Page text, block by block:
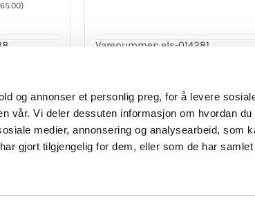
og annonser et personlig preg, for å levere
vår. Vi deler dessuten informasjon om hvordan du
medier, annonsering og analysearbeid, som
gjort tilgjengelig for dem, eller som de har samlet
)
Varenummer: els-014281